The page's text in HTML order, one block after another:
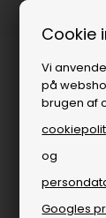
Cookie
Vi
på
brugen af
og
Googles